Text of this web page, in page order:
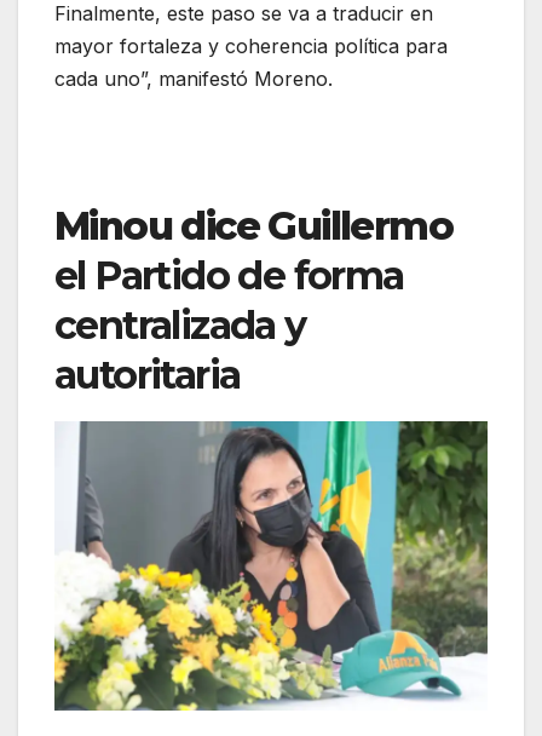
Finalmente, este paso se va a traducir en
mayor fortaleza y coherencia política para
cada uno”, manifestó Moreno.
Minou dice Guillermo
el Partido de forma
centralizada y
autoritaria